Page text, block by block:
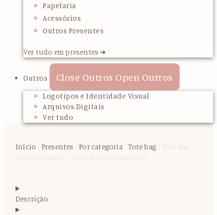
Papelaria
Acessórios
Outros Presentes
Ver tudo em presentes ➜
Outros Close Outros Open Outros
Logotipos e Identidade Visual
Arquivos Digitais
Ver tudo
Início Presentes /Por categoria/Tote bag / Tote Bag
personalizada – Coleção Principezinho
Descrição